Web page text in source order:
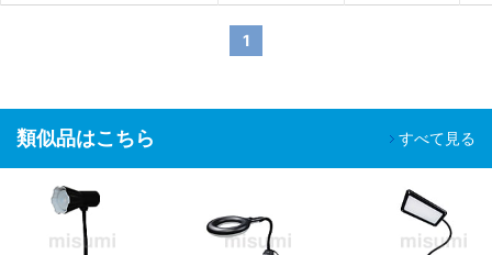
1
類似品はこちら すべて見る